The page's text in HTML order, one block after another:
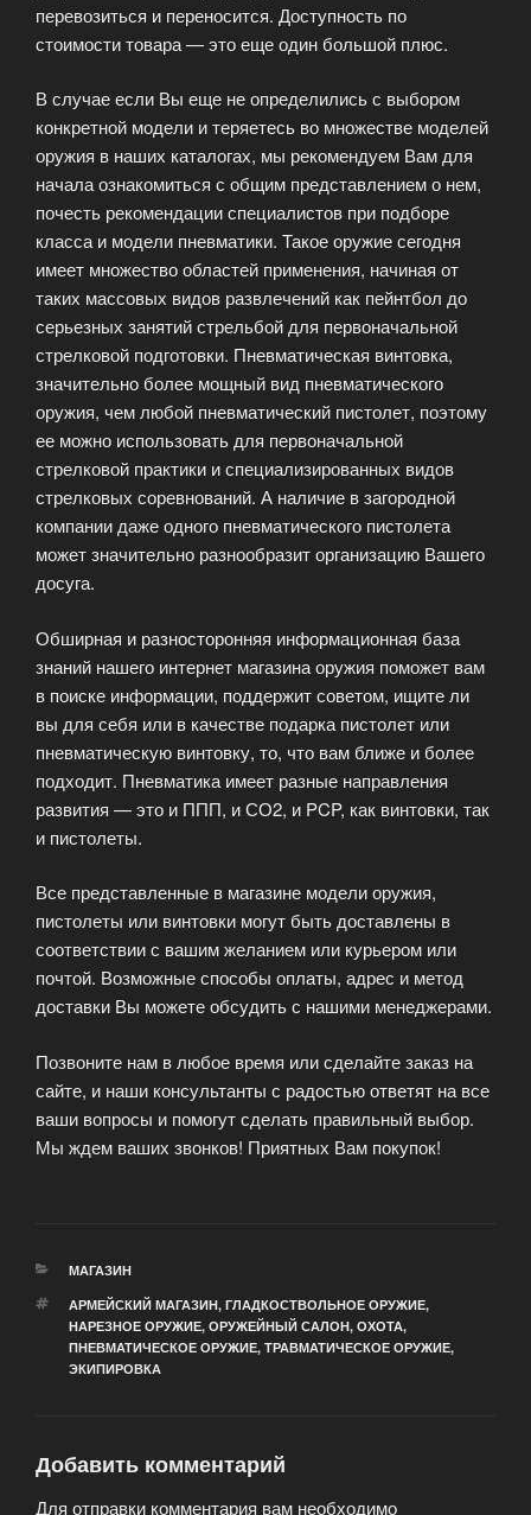
перевозиться и переносится. Доступность по
стоимости товара — это еще один большой плюс.
В случае если Вы еще не определились с выбором
конкретной модели и теряетесь во множестве моделей
оружия в наших каталогах, мы рекомендуем Вам для
начала ознакомиться с общим представлением о нем,
почесть рекомендации специалистов при подборе
класса и модели пневматики. Такое оружие сегодня
имеет множество областей применения, начиная от
таких массовых видов развлечений как пейнтбол до
серьезных занятий стрельбой для первоначальной
стрелковой подготовки. Пневматическая винтовка,
значительно более мощный вид пневматического
оружия, чем любой пневматический пистолет, поэтому
ее можно использовать для первоначальной
стрелковой практики и специализированных видов
стрелковых соревнований. А наличие в загородной
компании даже одного пневматического пистолета
может значительно разнообразит организацию Вашего
досуга.
Обширная и разносторонняя информационная база
знаний нашего интернет магазина оружия поможет вам
в поиске информации, поддержит советом, ищите ли
вы для себя или в качестве подарка пистолет или
пневматическую винтовку, то, что вам ближе и более
подходит. Пневматика имеет разные направления
развития — это и ППП, и СО2, и PCP, как винтовки, так
и пистолеты.
Все представленные в магазине модели оружия,
пистолеты или винтовки могут быть доставлены в
соответствии с вашим желанием или курьером или
почтой. Возможные способы оплаты, адрес и метод
доставки Вы можете обсудить с нашими менеджерами.
Позвоните нам в любое время или сделайте заказ на
сайте, и наши консультанты с радостью ответят на все
ваши вопросы и помогут сделать правильный выбор.
Мы ждем ваших звонков! Приятных Вам покупок!
РУБРИКИ
МАГАЗИН
МЕТКИ
АРМЕЙСКИЙ МАГАЗИН, ГЛАДКОСТВОЛЬНОЕ ОРУЖИЕ,
НАРЕЗНОЕ ОРУЖИЕ, ОРУЖЕЙНЫЙ САЛОН, ОХОТА,
ПНЕВМАТИЧЕСКОЕ ОРУЖИЕ, ТРАВМАТИЧЕСКОЕ ОРУЖИЕ,
ЭКИПИРОВКА
Добавить комментарий
Для отправки комментария вам необходимо